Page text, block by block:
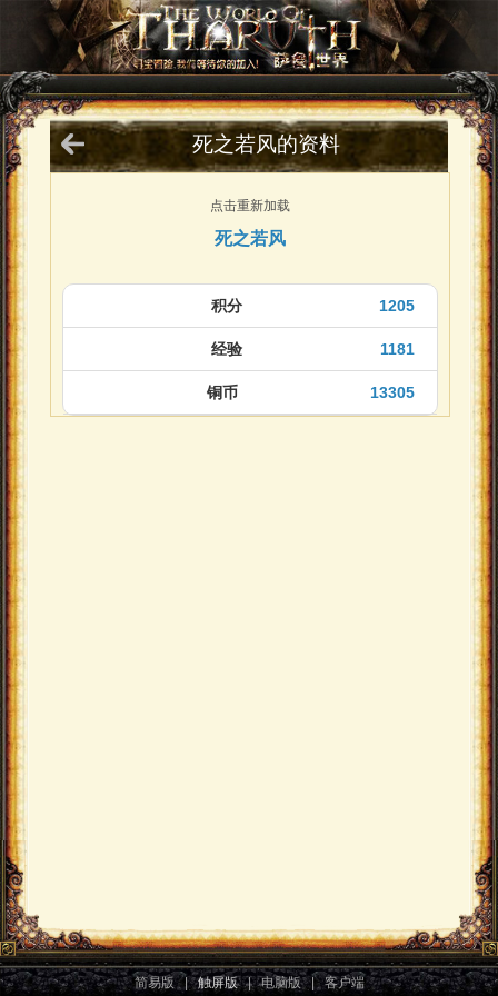
死之若风的资料
点击重新加载
死之若风
1205
积分
1181
经验
13305
铜币
简易版 | 触屏版 | 电脑版 | 客户端